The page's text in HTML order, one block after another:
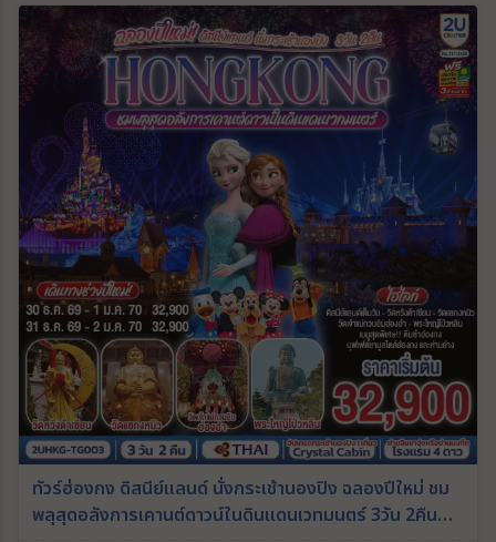
ทัวร์ฮ่องกง ดิสนีย์แลนด์ นั่งกระเช้านองปิง ฉลองปีใหม่ ชม
พลุสุดอลังการเคานต์ดาวน์ในดินแดนเวทมนตร์ 3วัน 2คืน